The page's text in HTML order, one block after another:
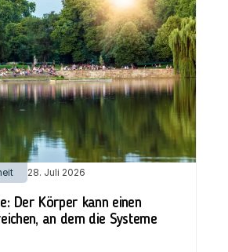
28. Juli 2026
Der Körper kann einen
an dem die Systeme